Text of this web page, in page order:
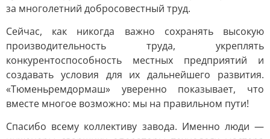
за многолетний добросовестный труд.
Сейчас, как никогда важно сохранять высокую
производительность труда, укреплять
конкурентоспособность местных предприятий и
создавать условия для их дальнейшего развития.
«Тюменьремдормаш» уверенно показывает, что
вместе многое возможно: мы на правильном пути!
Спасибо всему коллективу завода. Именно люди —